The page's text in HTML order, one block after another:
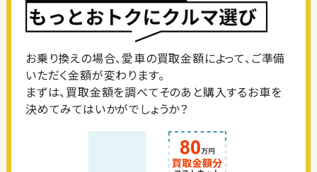
お乗り換えの場合、愛車の買取金額によって、ご準備
いただく金額が変わります。
まずは、買取金額を調べてそのあと購入するお車を
決めてみてはいかがでしょうか？